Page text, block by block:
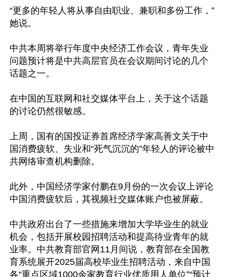
“更多的年轻人将从事自由职业、兼职和多份工作，”
她说。
中共本周将举行年度中央经济工作会议，青年失业
问题预计将是中共高层官员在会议期间讨论的几个
话题之一。
在中国的互联网和社交媒体平台上，关于这个话题
的讨论仍然很敏感。
上周，国有的国投证券首席经济学家高善文关于中
国消费疲软、失业和“死气沉沉的”年轻人的评论被中
共网络审查机构删除。
此外，中国经济学家付鹏在9月份的一次会议上评论
中国消费疲软后，其视频社交媒体账户也被屏蔽。
中共政府出台了一些措施来增加大学毕业生的就业
机会，包括开展校园招聘活动和提高待业青年的就
业率。中共教育部官网11月间说，教育部在全国教
育系统展开2025届高校毕业生招聘活动，来自中国
各“重点区域1000余家教育行业优质用人单位”“预计